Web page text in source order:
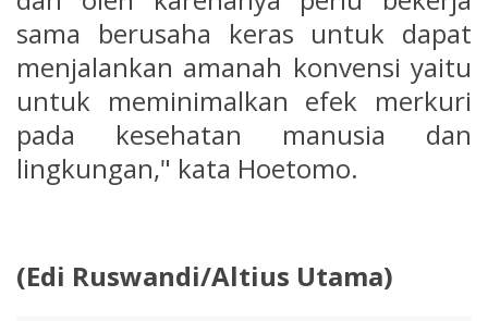
sama berusaha keras untuk dapat
menjalankan amanah konvensi yaitu
untuk meminimalkan efek merkuri
pada kesehatan manusia dan
lingkungan," kata Hoetomo.
(Edi Ruswandi/Altius Utama)